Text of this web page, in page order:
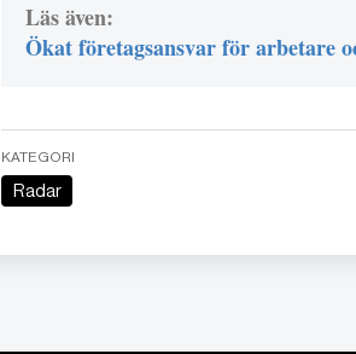
Läs även:
Ökat företagsansvar för arbetare
KATEGORI
Radar